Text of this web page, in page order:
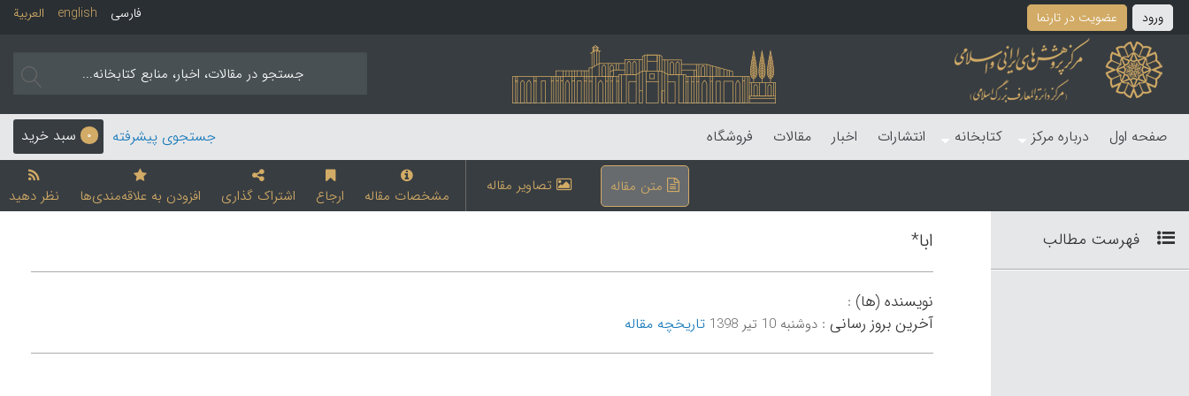
ورود عضویت در تارنما العربیة english فارسی
صفحه اول درباره مرکز کتابخانه انتشارات اخبار مقالات فروشگاه 0 سبد خرید جستجوی پیشرفته
متن مقاله تصاویر مقاله مشخصات مقاله ارجاع اشتراک گذاری افزودن به علاقه‌مندی‌ها نظر دهید
فهرست مطالب ابا*
نویسنده (ها) :
آخرین بروز رسانی :دوشنبه 10 تیر 1398 تاریخچه مقاله